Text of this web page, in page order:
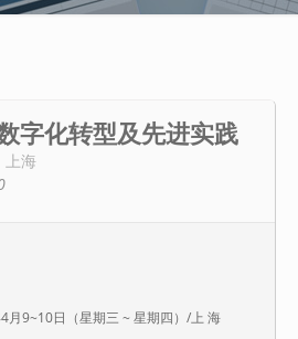
字化转型及先进实践
上海
月9~10日（星期三 ~ 星期四）/上 海